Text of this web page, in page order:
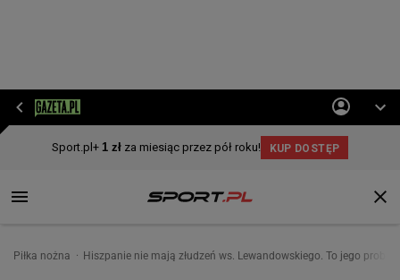
Piłka nożna Hiszpanie nie mają złudzeń ws. Lewandowskiego. To jego